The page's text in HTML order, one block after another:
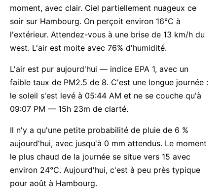
moment, avec clair. Ciel partiellement nuageux ce
soir sur Hambourg. On perçoit environ 16°C à
l'extérieur. Attendez-vous à une brise de 13 km/h du
west. L'air est moite avec 76% d'humidité.
L'air est pur aujourd'hui — indice EPA 1, avec un
faible taux de PM2.5 de 8. C'est une longue journée :
le soleil s'est levé à 05:44 AM et ne se couche qu'à
09:07 PM — 15h 23m de clarté.
Il n'y a qu'une petite probabilité de pluie de 6 %
aujourd'hui, avec jusqu'à 0 mm attendus. Le moment
le plus chaud de la journée se situe vers 15 avec
environ 24°C. Aujourd'hui, c'est à peu près typique
pour août à Hambourg.